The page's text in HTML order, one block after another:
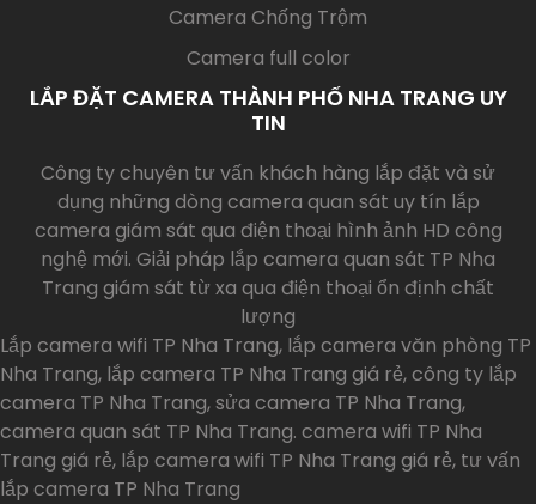
Camera Chống Trộm
Camera full color
LẮP ĐẶT CAMERA THÀNH PHỐ NHA TRANG UY
TIN
Công ty chuyên tư vấn khách hàng lắp đặt và sử
dụng những dòng camera quan sát uy tín lắp
camera giám sát qua điện thoại hình ảnh HD công
nghệ mới. Giải pháp lắp camera quan sát TP Nha
Trang giám sát từ xa qua điện thoại ổn định chất
lượng
Lắp camera wifi TP Nha Trang, lắp camera văn phòng TP
Nha Trang, lắp camera TP Nha Trang giá rẻ, công ty lắp
camera TP Nha Trang, sửa camera TP Nha Trang,
camera quan sát TP Nha Trang. camera wifi TP Nha
Trang giá rẻ, lắp camera wifi TP Nha Trang giá rẻ, tư vấn
lắp camera TP Nha Trang